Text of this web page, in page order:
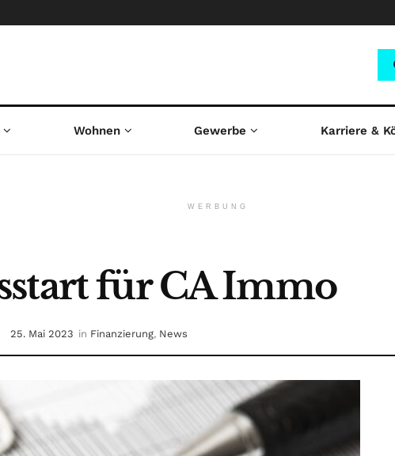
Wohnen Gewerbe Karriere &
WERBUNG
für CA Immo
25. Mai 2023 in Finanzierung, News